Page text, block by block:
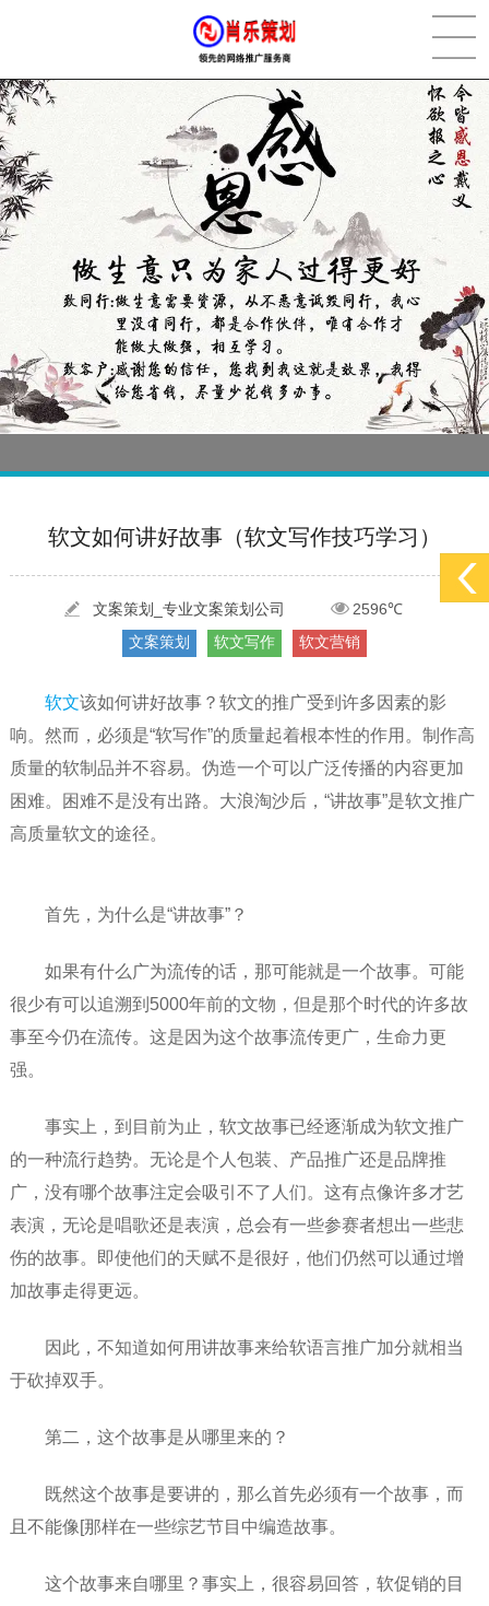
疫情当下公司企业品牌网络营销策划推广怎么做，国内知...
实体门店如何做网络推广吸引客户，实体店网络营销技巧...
污水处理设备厂家产品如何做网络推广（污水处理项目网...
软文如何讲好故事（软文写作技巧学习）
文案策划_专业文案策划公司
2596℃
文案策划
软文写作 软文营销
软文该如何讲好故事？软文的推广受到许多因素的影
响。然而，必须是“软写作”的质量起着根本性的作用。制作高
质量的软制品并不容易。伪造一个可以广泛传播的内容更加
困难。困难不是没有出路。大浪淘沙后，“讲故事”是软文推广
高质量软文的途径。
首先，为什么是“讲故事”？
如果有什么广为流传的话，那可能就是一个故事。可能
很少有可以追溯到5000年前的文物，但是那个时代的许多故
事至今仍在流传。这是因为这个故事流传更广，生命力更
强。
事实上，到目前为止，软文故事已经逐渐成为软文推广
的一种流行趋势。无论是个人包装、产品推广还是品牌推
广，没有哪个故事注定会吸引不了人们。这有点像许多才艺
表演，无论是唱歌还是表演，总会有一些参赛者想出一些悲
伤的故事。即使他们的天赋不是很好，他们仍然可以通过增
加故事走得更远。
因此，不知道如何用讲故事来给软语言推广加分就相当
于砍掉双手。
第二，这个故事是从哪里来的？
既然这个故事是要讲的，那么首先必须有一个故事，而
且不能像[那样在一些综艺节目中编造故事。
这个故事来自哪里？事实上，很容易回答，软促销的目